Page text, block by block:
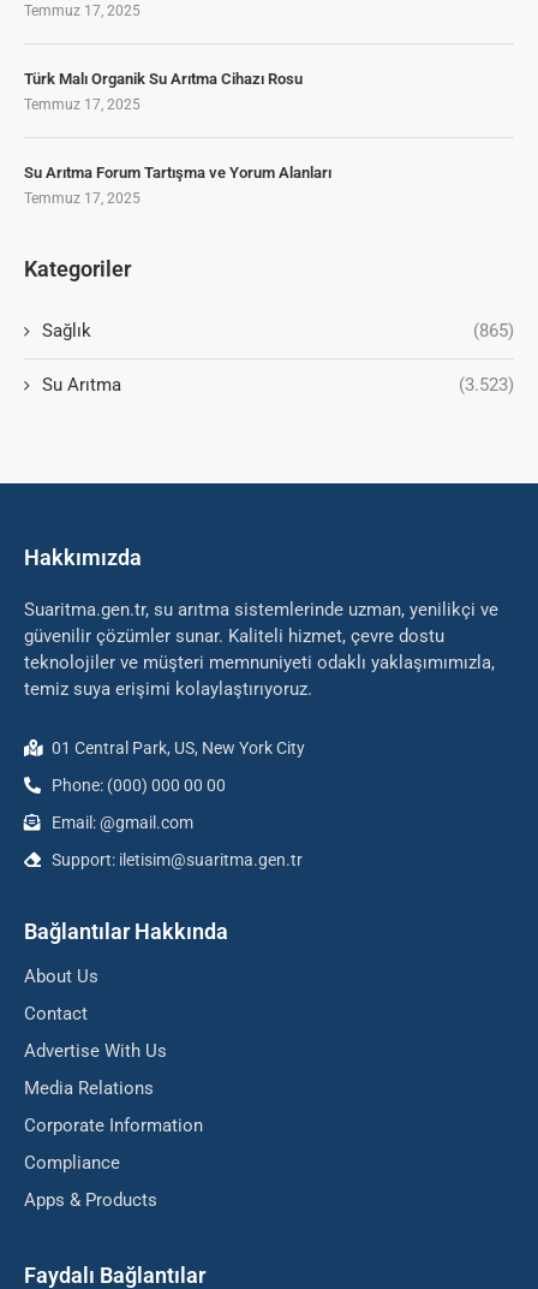
Temmuz 17, 2025
Türk Malı Organik Su Arıtma Cihazı Rosu
Temmuz 17, 2025
Su Arıtma Forum Tartışma ve Yorum Alanları
Temmuz 17, 2025
Kategoriler
Sağlık (865)
Su Arıtma (3.523)
Hakkımızda
Suaritma.gen.tr, su arıtma sistemlerinde uzman, yenilikçi ve
güvenilir çözümler sunar. Kaliteli hizmet, çevre dostu
teknolojiler ve müşteri memnuniyeti odaklı yaklaşımımızla,
temiz suya erişimi kolaylaştırıyoruz.
01 Central Park, US, New York City
Phone: (000) 000 00 00
Email: @gmail.com
Support: iletisim@suaritma.gen.tr
Bağlantılar Hakkında
About Us
Contact
Advertise With Us
Media Relations
Corporate Information
Compliance
Apps & Products
Faydalı Bağlantılar